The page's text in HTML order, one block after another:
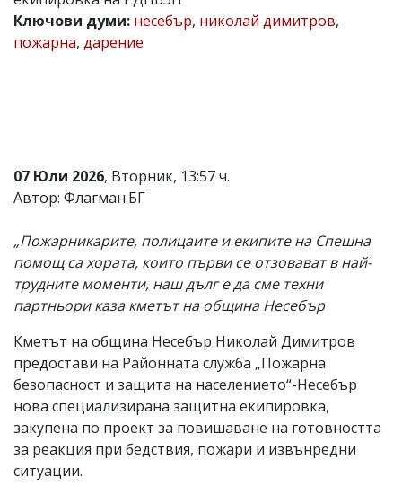
Коментарите
статиите
носи
отговорност
Ако
откриете
обиден
за
вас
моля
сигнализирайте
ни!
Ключови думи: несебър, николай димитров,
пожарна, дарение
07 Юли 2026, Вторник, 13:57 ч.
Автор: Флагман.БГ
„Пожарникарите, полицаите и екипите на Спешна
помощ са хората, които първи се отзовават в най-
трудните моменти, наш дълг е да сме техни
партньори каза кметът на община Несебър
Кметът на община Несебър Николай Димитров
предостави на Районната служба „Пожарна
безопасност и защита на населението“-Несебър
нова специализирана защитна екипировка,
закупена по проект за повишаване на готовността
за реакция при бедствия, пожари и извънредни
ситуации.